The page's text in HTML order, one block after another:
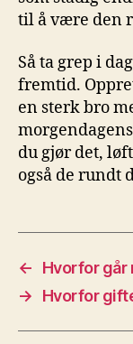
til‍ å være ⁢den
Så ‍ta grep i
fremtid.
⁤en sterk ⁤bro
du gjør det,
også de rundt
←
Hvorfor går
→
Hvorfor